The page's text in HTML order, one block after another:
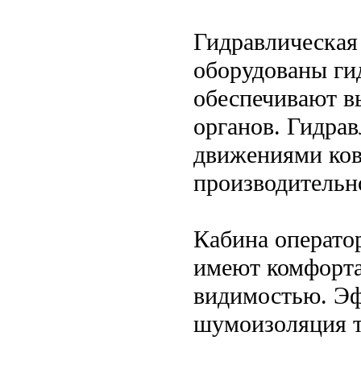
оборудованы
обеспечивают
органов.
движениями
Кабина
имеют
видимостью.
шумоизоляция